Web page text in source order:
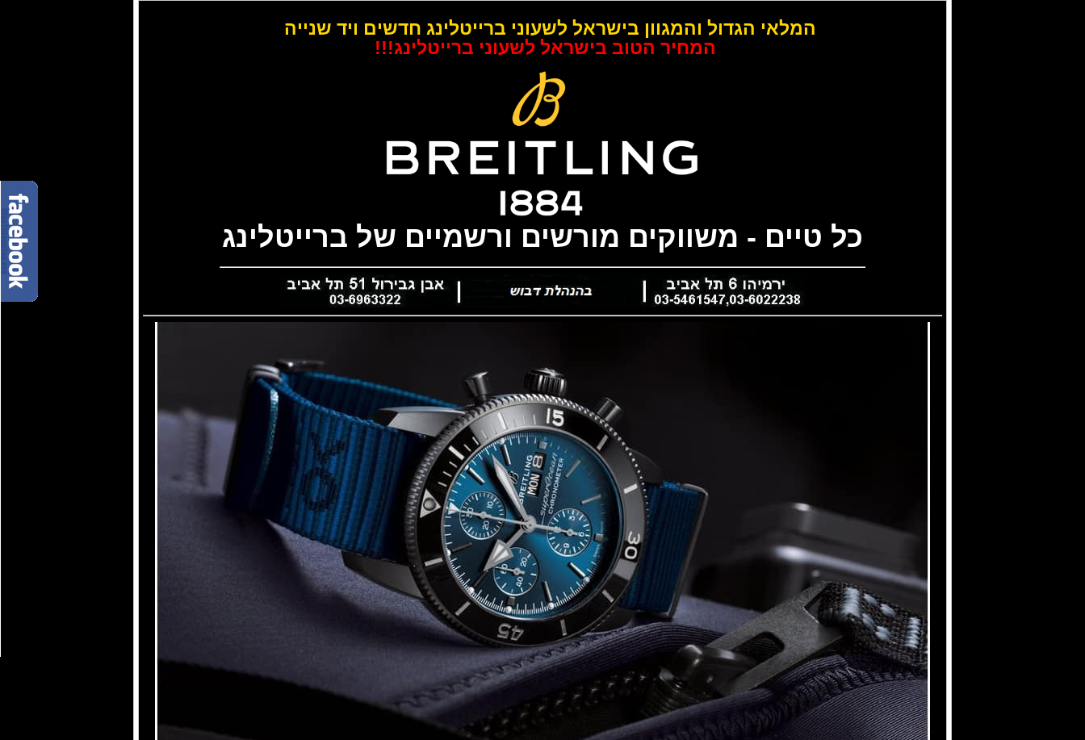
המלאי הגדול והמגוון בישראל לשעוני ברייטלינג חדשים ויד שנייה
המחיר הטוב בישראל לשעוני ברייטלינג!!!
כל טיים - משווקים מורשים ורשמיים של ברייטלינג